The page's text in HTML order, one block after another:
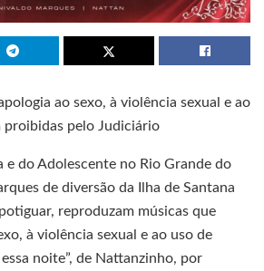
ao sexo, à violência sexual e ao
proibidas pelo Judiciário
e do Adolescente no Rio Grande do
de diversão da Ilha de Santana
reproduzam músicas que
à violência sexual e ao uso de
noite”, de Nattanzinho, por